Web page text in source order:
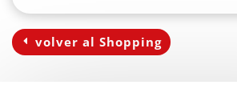
volver al Shopping